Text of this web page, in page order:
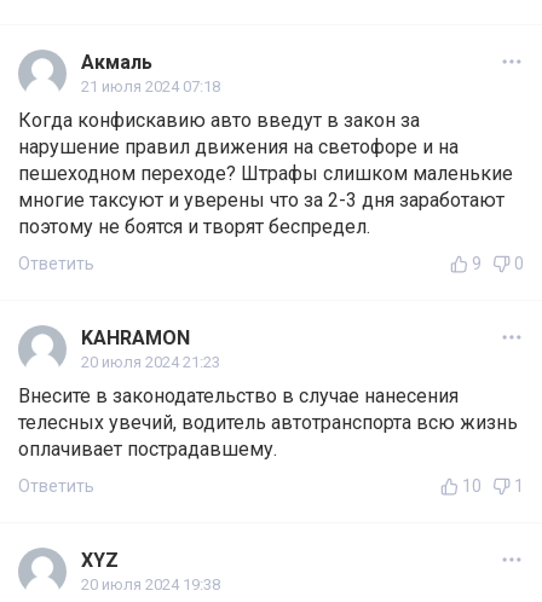
Акмаль
21 июля 2024 07:18
Когда конфискавию авто введут в закон за
нарушение правил движения на светофоре и на
пешеходном переходе? Штрафы слишком маленькие
многие таксуют и уверены что за 2-3 дня заработают
поэтому не боятся и творят беспредел.
Ответить 9 0
KAHRAMON
20 июля 2024 21:23
Внесите в законодательство в случае нанесения
телесных увечий, водитель автотранспорта всю жизнь
оплачивает пострадавшему.
Ответить 10 1
XYZ
20 июля 2024 19:38